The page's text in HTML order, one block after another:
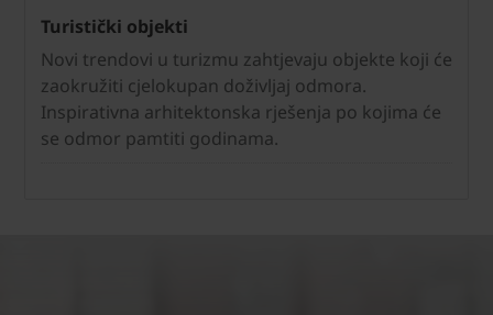
Turistički objekti
Novi trendovi u turizmu zahtjevaju objekte koji će
zaokružiti cjelokupan doživljaj odmora.
Inspirativna arhitektonska rješenja po kojima će
se odmor pamtiti godinama.